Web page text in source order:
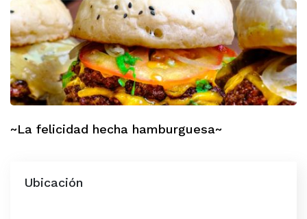
~La felicidad hecha hamburguesa~
Ubicación